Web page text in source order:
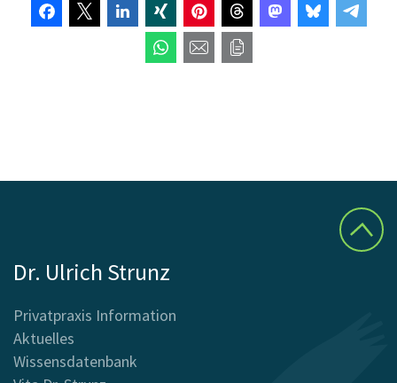
Dr. Ulrich Strunz
Privatpraxis Information
Aktuelles
Wissensdatenbank